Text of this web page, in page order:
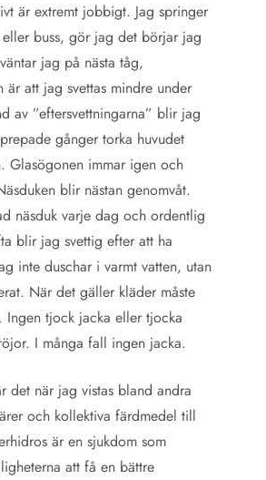
är extremt jobbigt. Jag springer
eller buss, gör jag det börjar jag
jag på nästa tåg,
är att jag svettas mindre under
av ”eftersvettningarna” blir jag
gånger torka huvudet
Glasögonen immar igen och
blir nästan genomvåt.
näsduk varje dag och ordentlig
blir jag svettig efter att ha
inte duschar i varmt vatten, utan
När det gäller kläder måste
Ingen tjock jacka eller tjocka
I många fall ingen jacka.
det när jag vistas bland andra
och kollektiva färdmedel till
är en sjukdom som
att få en bättre